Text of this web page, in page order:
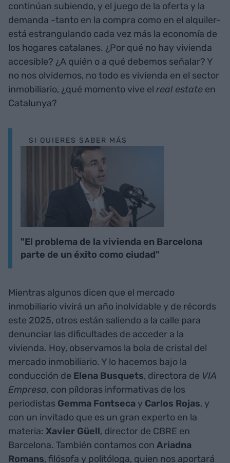
continúan subiendo, y el juego de la oferta y la
demanda -tanto en la compra como en el alquiler-
está estrangulando cada vez más la economía de
los hogares catalanes. ¿Por qué no hay vivienda
accesible? ¿A quién o a qué debemos señalar? Y
no nos olvidemos, no todo es vivienda en el sector
inmobiliario, ¿qué momento vive el real estate en
Catalunya?
SI QUIERES SABER MÁS
"El problema de la vivienda en Barcelona
parte de un éxito como ciudad"
Mientras algunos dicen que el mercado
inmobiliario vivirá un año inolvidable y de récords
este 2025, otros están saliendo a la calle para
denunciar las dificultades de acceder a la
vivienda. Hoy, observamos la bola de cristal del
mercado inmobiliario. Y lo hacemos bajo la
conducción de Elena Busquets, directora de VIA
Empresa, con píldoras informativas de los
periodistas Gemma Fontseca y Carlos Rojas, y
con un invitado que es un gran experto en la
materia: Xavier Güell, director de CBRE en
Barcelona. También contamos con Ariadna
Romans, filósofa y politóloga, quien nos aportará